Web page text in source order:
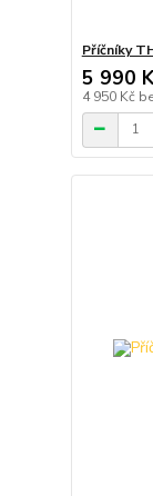
Příčníky
5 990
4 950 Kč